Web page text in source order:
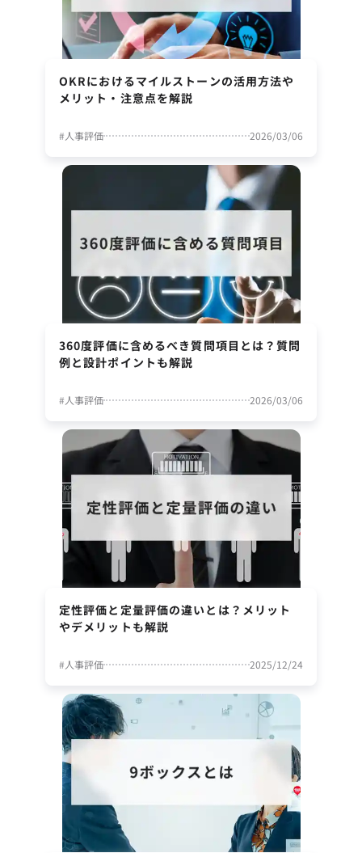
OKRにおけるマイルストーンの活用方法や
メリット・注意点を解説
#人事評価 2026/03/06
360度評価に含めるべき質問項目とは？質問
例と設計ポイントも解説
#人事評価 2026/03/06
定性評価と定量評価の違いとは？メリット
やデメリットも解説
#人事評価 2025/12/24